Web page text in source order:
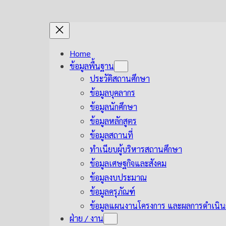
Home
ข้อมูลพื้นฐาน
ประวัติสถานศึกษา
ข้อมูลบุคลากร
ข้อมูลนักศึกษา
ข้อมูลหลักสูตร
ข้อมูลสถานที่
ทำเนียบผู้บริหารสถานศึกษา
ข้อมูลเศษฐกิจและสังคม
ข้อมูลงบประมาณ
ข้อมูลครุภัณฑ์
ข้อมูลแผนงานโครงการ และผลการดำเนิ
ฝ่าย / งาน